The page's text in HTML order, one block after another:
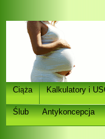
Ciąża Kalkulatory i
Ślub Antykoncepcja